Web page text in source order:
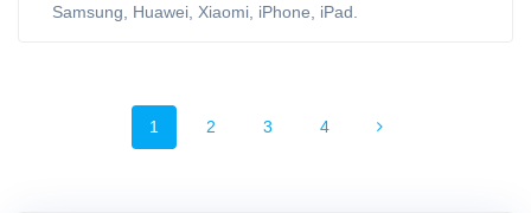
Samsung, Huawei, Xiaomi, iPhone, iPad.
Navegación
Página
1 Página
2 Página
3 Página
4